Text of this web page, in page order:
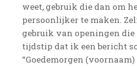
weet, gebruik die dan om
persoonlijker te maken.
gebruik van openingen die
tijdstip dat ik een bericht
“Goedemorgen